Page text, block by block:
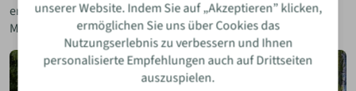
erhältlich. Preis für die Einstiegsvariante: ab € 189.000 inkl.
Mehrwertsteuer.
unserer Website. Indem Sie auf „Akzeptieren” klicken,
ermöglichen Sie uns über Cookies das
Nutzungserlebnis zu verbessern und Ihnen
personalisierte Empfehlungen auch auf Drittseiten
auszuspielen.